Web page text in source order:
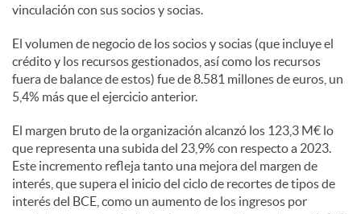
vinculación con sus socios y socias.
El volumen de negocio de los socios y socias (que incluye el
crédito y los recursos gestionados, así como los recursos
fuera de balance de estos) fue de 8.581 millones de euros, un
5,4% más que el ejercicio anterior.
El margen bruto de la organización alcanzó los 123,3 M€ lo
que representa una subida del 23,9% con respecto a 2023.
Este incremento refleja tanto una mejora del margen de
interés, que supera el inicio del ciclo de recortes de tipos de
interés del BCE, como un aumento de los ingresos por